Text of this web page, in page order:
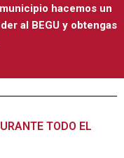
hacemos un
al BEGU y obtengas
TODO EL